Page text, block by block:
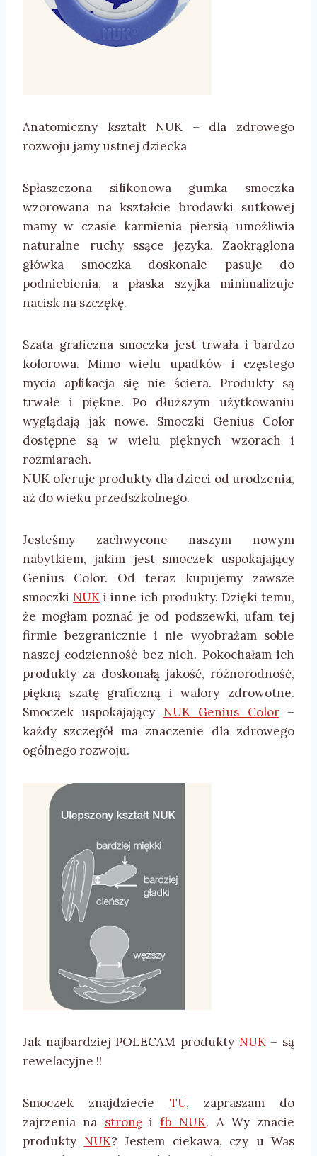
Anatomiczny kształt NUK – dla zdrowego
rozwoju jamy ustnej dziecka
Spłaszczona silikonowa gumka smoczka
wzorowana na kształcie brodawki sutkowej
mamy w czasie karmienia piersią umożliwia
naturalne ruchy ssące języka. Zaokrąglona
główka smoczka doskonale pasuje do
podniebienia, a płaska szyjka minimalizuje
nacisk na szczękę.
Szata graficzna smoczka jest trwała i bardzo
kolorowa. Mimo wielu upadków i częstego
mycia aplikacja się nie ściera. Produkty są
trwałe i piękne. Po dłuższym użytkowaniu
wyglądają jak nowe. Smoczki Genius Color
dostępne są w wielu pięknych wzorach i
rozmiarach.
NUK oferuje produkty dla dzieci od urodzenia,
aż do wieku przedszkolnego.
Jesteśmy zachwycone naszym nowym
nabytkiem, jakim jest smoczek uspokajający
Genius Color. Od teraz kupujemy zawsze
smoczki NUK i inne ich produkty. Dzięki temu,
że mogłam poznać je od podszewki, ufam tej
firmie bezgranicznie i nie wyobrażam sobie
naszej codzienność bez nich. Pokochałam ich
produkty za doskonałą jakość, różnorodność,
piękną szatę graficzną i walory zdrowotne.
Smoczek uspokajający NUK Genius Color–
każdy szczegół ma znaczenie dla zdrowego
ogólnego rozwoju.
Jak najbardziej POLECAM produkty NUK– są
rewelacyjne !!
Smoczek znajdziecie TU, zapraszam do
zajrzenia na stronęi fb NUK. A Wy znacie
produkty NUK? Jestem ciekawa, czy u Was